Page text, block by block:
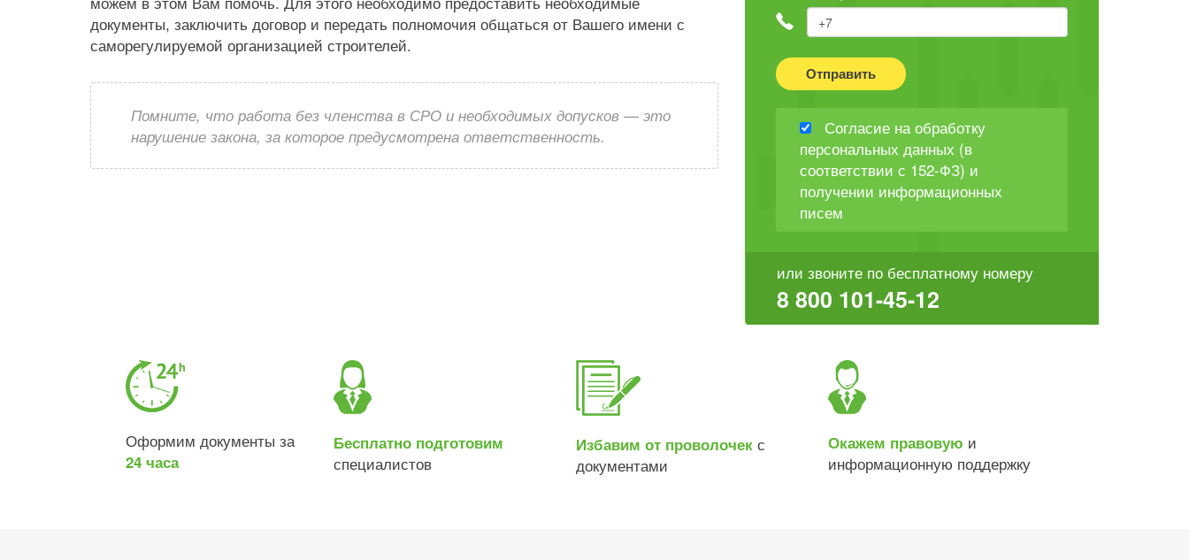
документы, заключить договор и передать полномочия общаться от Вашего имени с
саморегулируемой организацией строителей.
Помните, что работа без членства в СРО и необходимых допусков — это
нарушение закона, за которое предусмотрена ответственность.
Отправить
Согласие на обработку
персональных данных (в
соответствии с 152-ФЗ) и
получении информационных
писем
или звоните по бесплатному номеру
8 800 101-45-12
Оформим документы за
24 часа
Бесплатно подготовим
специалистов
Избавим от проволочекс
документами
Окажем правовую и
информационную поддержку